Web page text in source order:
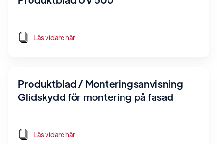
Läs vidare här
Produktblad / Monteringsanvisning
Glidskydd för montering på fasad
Läs vidare här